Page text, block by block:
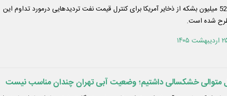
با برداشت 52 میلیون بشکه از ذخایر آمریکا برای کنترل قیمت نفت تردیدهایی درمورد تداوم این
شده است.
خشکسالی داشتیم؛ وضعیت آبی تهران چندان مناسب نیست